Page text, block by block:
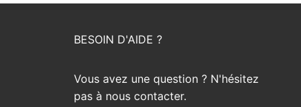
BESOIN D'AIDE ?
Vous avez une question ? N'hésitez
pas à nous contacter.